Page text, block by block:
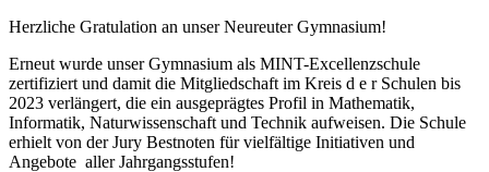
Herzliche Gratulation an unser Neureuter Gymnasium!
Erneut wurde unser Gymnasium als MINT-Excellenzschule
zertifiziert und damit die Mitgliedschaft im Kreis d e r Schulen bis
2023 verlängert, die ein ausgeprägtes Profil in Mathematik,
Informatik, Naturwissenschaft und Technik aufweisen. Die Schule
erhielt von der Jury Bestnoten für vielfältige Initiativen und
Angebote aller Jahrgangsstufen!